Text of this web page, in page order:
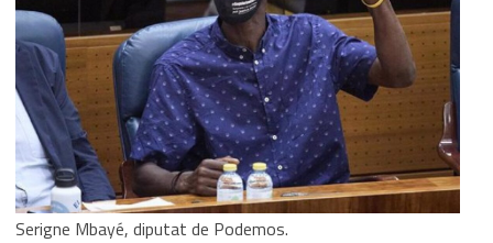
Serigne Mbayé, diputat de Podemos.